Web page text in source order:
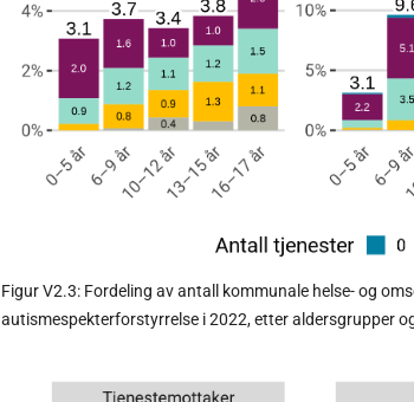
Figur V2.3: Fordeling av antall kommunale helse- og
autismespekterforstyrrelse i 2022, etter aldersgrupper